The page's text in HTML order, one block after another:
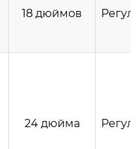
18 дюймов
24 дюйма